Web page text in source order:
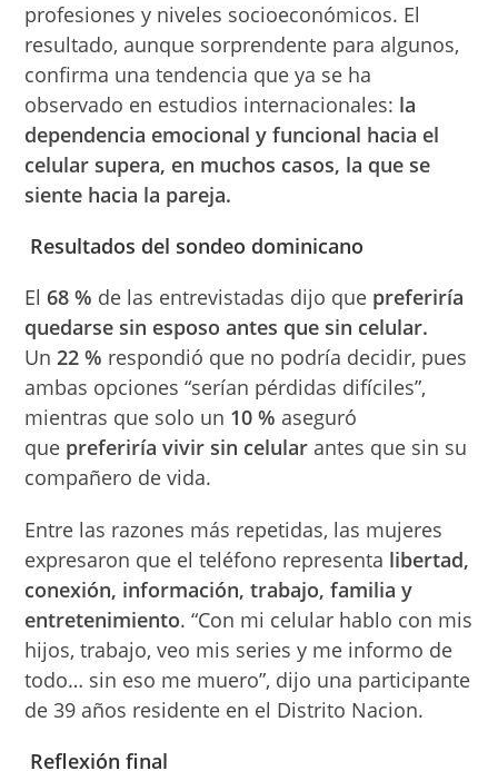
profesiones y niveles socioeconómicos. El
resultado, aunque sorprendente para algunos,
confirma una tendencia que ya se ha
observado en estudios internacionales: la
dependencia emocional y funcional hacia el
celular supera, en muchos casos, la que se
siente hacia la pareja.
Resultados del sondeo dominicano
El68 % de las entrevistadas dijo que preferiría
quedarse sin esposo antes que sin celular.
Un22 % respondió que no podría decidir, pues
ambas opciones “serían pérdidas difíciles”,
mientras que solo un 10 % aseguró
que preferiría vivir sin celular antes que sin su
compañero de vida.
Entre las razones más repetidas, las mujeres
expresaron que el teléfono representa libertad,
conexión, información, trabajo, familia y
entretenimiento. “Con mi celular hablo con mis
hijos, trabajo, veo mis series y me informo de
todo… sin eso me muero”, dijo una participante
de 39 años residente en el Distrito Nacion.
Reflexión final